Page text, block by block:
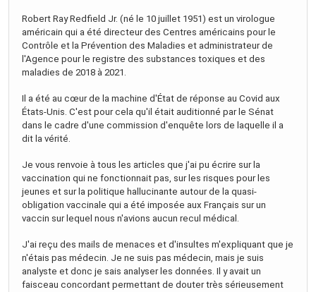
Robert Ray Redfield Jr. (né le 10 juillet 1951) est un virologue
américain qui a été directeur des Centres américains pour le
Contrôle et la Prévention des Maladies et administrateur de
l'Agence pour le registre des substances toxiques et des
maladies de 2018 à 2021.
Il a été au cœur de la machine d'État de réponse au Covid aux
États-Unis. C'est pour cela qu'il était auditionné par le Sénat
dans le cadre d'une commission d'enquête lors de laquelle il a
dit la vérité.
Je vous renvoie à tous les articles que j'ai pu écrire sur la
vaccination qui ne fonctionnait pas, sur les risques pour les
jeunes et sur la politique hallucinante autour de la quasi-
obligation vaccinale qui a été imposée aux Français sur un
vaccin sur lequel nous n'avions aucun recul médical.
J'ai reçu des mails de menaces et d'insultes m'expliquant que je
n'étais pas médecin. Je ne suis pas médecin, mais je suis
analyste et donc je sais analyser les données. Il y avait un
faisceau concordant permettant de douter très sérieusement